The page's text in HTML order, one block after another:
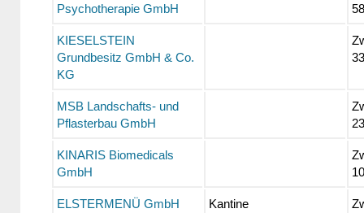
Psychotherapie GmbH
58
KIESELSTEIN
Grundbesitz GmbH & Co.
KG
33
MSB Landschafts- und
Pflasterbau GmbH
23
KINARIS Biomedicals
GmbH
ELSTERMENÜ GmbH Kantine